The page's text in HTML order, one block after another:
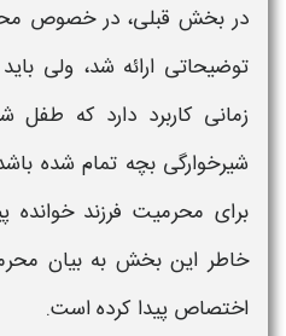
در بخش قبلی، در خصوص
توضیحاتی ارائه شد، ولی
زمانی کاربرد دارد که طفل
شیرخوارگى بچه تمام شده
برای محرمیت فرزند خوانده
خاطر این بخش به بیان
اختصاص پیدا کرده است.